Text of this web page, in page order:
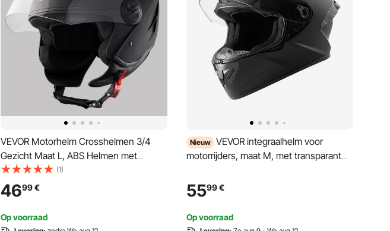
VEVOR Motorhelm Crosshelmen 3/4
Gezicht Maat L, ABS Helmen met
Bluetooth-sleuf en verwisselbare lens,
DOT-goedgekeurde comfortabele
crosshelm, voor jongeren en
volwassenen Zwart
(1)
4699€
Op voorraad
Nieuw VEVOR integraalhelm voor
motorrijders, maat M, met transparant
integraalhelm voor mannen en vrouwen,
integraalhelm met Bluetooth-
luidsprekercompartiment,
bromfietshelm, zwart
5599€
Op voorraad